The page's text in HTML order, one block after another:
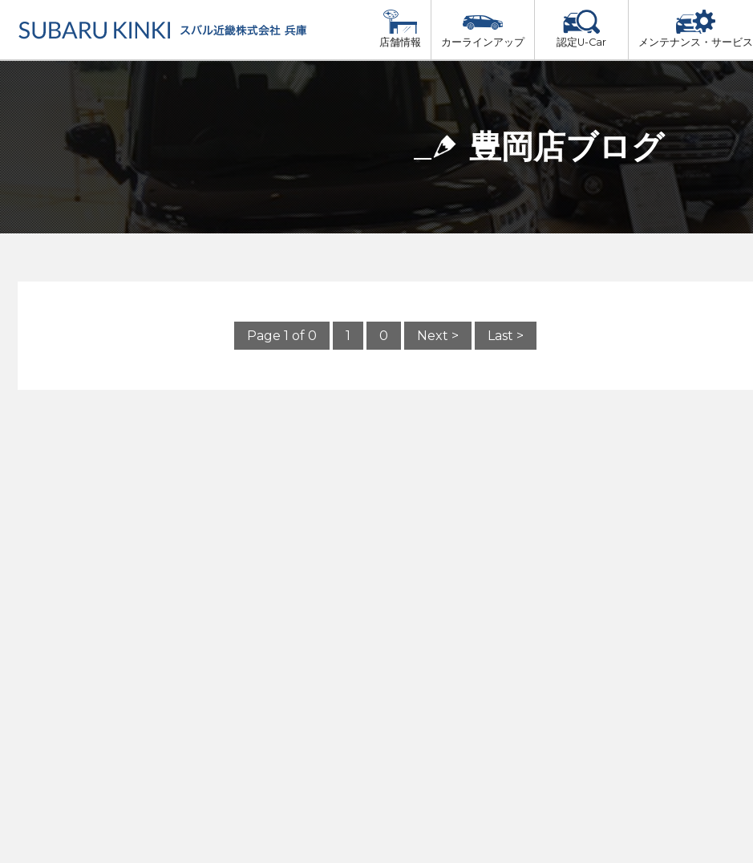
店舗情報
店舗情報 店舗一覧
地域でさがす
地図でさがす
試乗車でさがす
但馬
播磨
阪神方面
カーラインアップ
カーラインアップ
カーラインアップ一覧
乗用車
軽自動車
認定U-Car メンテナンス・サービス
メンテナンス・サービス
メンテナンス・サービストップ
車検・定期点検をする
カーケアをする
車検（法定24か月点検）
法定 12ヶ月 点検
6ヶ月ごとの セーフティ チェック
車検 3ヶ月前 無料診断
豊岡店ブログ
Page 1 of 0 1 0 Next > Last >